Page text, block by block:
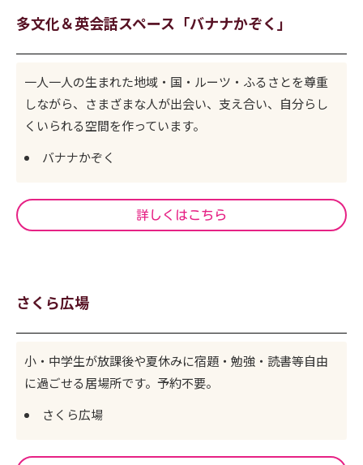
多文化＆英会話スペース「バナナかぞく」
一人一人の生まれた地域・国・ルーツ・ふるさとを尊重
しながら、さまざまな人が出会い、支え合い、自分らし
くいられる空間を作っています。
バナナかぞく
詳しくはこちら
さくら広場
小・中学生が放課後や夏休みに宿題・勉強・読書等自由
に過ごせる居場所です。予約不要。
さくら広場